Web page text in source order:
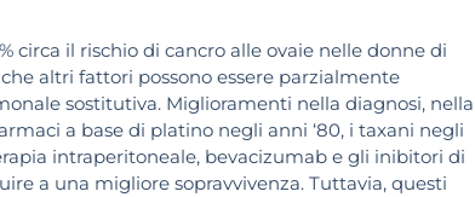
circa il rischio di cancro alle ovaie nelle donne di
altri fattori possono essere parzialmente
sostitutiva. Miglioramenti nella diagnosi, nella
a base di platino negli anni ‘80, i taxani negli
intraperitoneale, bevacizumab e gli inibitori di
a una migliore sopravvivenza. Tuttavia, questi